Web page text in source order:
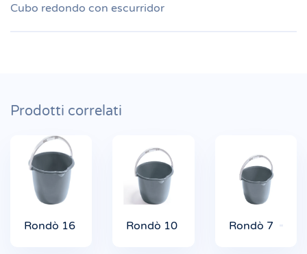
Cubo redondo con escurridor
Prodotti correlati
Rondò 16 Rondò 10 Rondò 7